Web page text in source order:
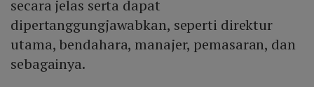
secara jelas serta dapat
dipertanggungjawabkan, seperti direktur
utama, bendahara, manajer, pemasaran, dan
sebagainya.